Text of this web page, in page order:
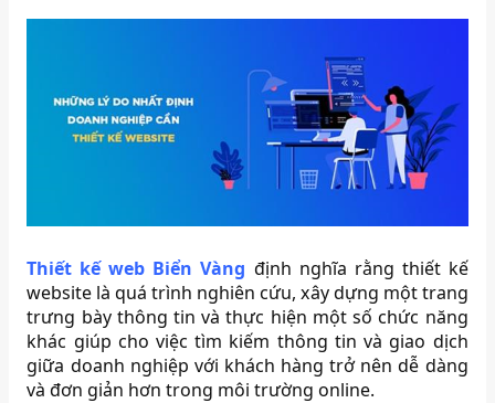
Thiết kế web Biển Vàng định nghĩa rằng thiết kế
website là quá trình nghiên cứu, xây dựng một trang
trưng bày thông tin và thực hiện một số chức năng
khác giúp cho việc tìm kiếm thông tin và giao dịch
giữa doanh nghiệp với khách hàng trở nên dễ dàng
và đơn giản hơn trong môi trường online.